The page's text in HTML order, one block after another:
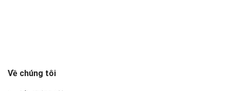
Về chúng tôi